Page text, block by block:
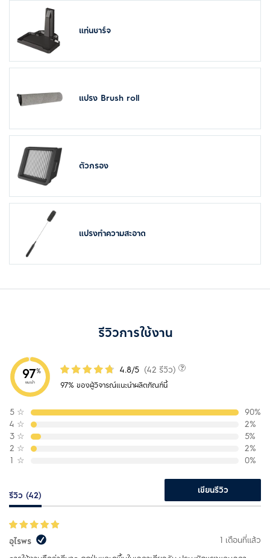
แท่นชาร์จ
แปรง Brush roll
ตัวกรอง
แปรงทำความสะอาด
รีวิวการใช้งาน
97%
แนะนำ
4.8/5 (42 รีวิว)
97% ของผู้วิจารณ์แนะนำผลิตภัณฑ์นี้
5 ☆
90%
4 ☆
2%
3 ☆
5%
2 ☆
2%
1 ☆ 0%
รีวิว (42) เขียนรีวิว
อุไรพร
1 เดือนที่แล้ว